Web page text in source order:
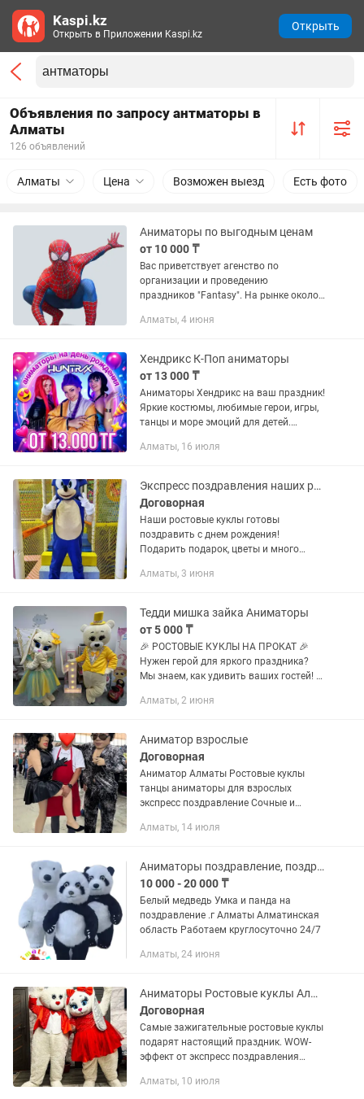
Объявления по запросу антматоры в
Алматы
126 объявлений
Алматы Цена Возможен выезд Есть фото
Аниматоры по выгодным ценам
от 10 000 ₸
Вас приветствует агенство по
организации и проведению
праздников "Fantasy". На рынке около
клиентов, педагогическое,
образование у артистов....
Алматы, 4 июня
Хендрикс К-Поп аниматоры
от 13 000 ₸
Аниматоры Хендрикс на ваш праздник!
Яркие костюмы, любимые герои, игры,
танцы и море эмоций для детей.
Алматы, 16 июля
Экспресс поздравления наших ростовых аниматоров
Договорная
Наши ростовые куклы готовы
поздравить с днем рождения!
Подарить подарок, цветы и много
малыша и маму с роддома
запоминающийся фото! Встречать
Алматы, 3 июня
Тедди мишка зайка Аниматоры
от 5 000 ₸
🎉 РОСТОВЫЕ КУКЛЫ НА ПРОКАТ 🎉
Нужен герой для яркого праздника?
Мы знаем, как удивить ваших гостей! ✨
рождения 🎁 Открытий магазинов 📸
и...
Алматы, 2 июня
Аниматор взрослые
Договорная
Аниматор Алматы Ростовые куклы
танцы аниматоры для взрослых
экспресс поздравление Сочные и
шуточный стриптиз. Самые яркие
энергии все что...
Алматы, 14 июля
Аниматоры поздравление, поздравить Умка белый медведь, панда
10 000 - 20 000 ₸
Белый медведь Умка и панда на
поздравление .г Алматы Алматинская
область Работаем круглосуточно 24/7
Алматы, 24 июня
Аниматоры Ростовые куклы Алматы Тедди Мишка Зайка
Договорная
Самые зажигательные ростовые куклы
подарят настоящий праздник. WOW-
эффект от экспресс поздравления
входит: - Неожиданное появление
Алматы, 10 июля
Kaspi.kz
Открыть в Приложении Kaspi.kz
Открыть